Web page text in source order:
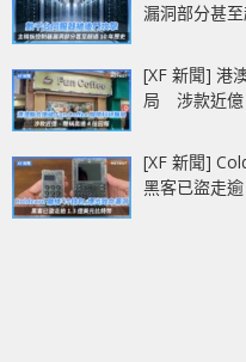
漏洞部分甚
[XF 新聞] 港
局 涉款近億
[XF 新聞]
黑客已盜走